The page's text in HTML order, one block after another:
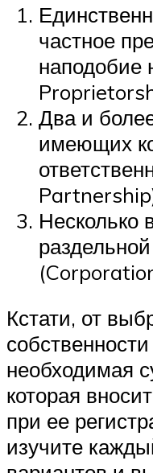
частное
наподобие
Два и
имеющих
Несколько
Кстати, от
необходимая
которая
при ее
изучите